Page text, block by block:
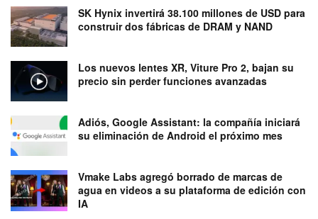
SK Hynix invertirá 38.100 millones de USD para
construir dos fábricas de DRAM y NAND
Los nuevos lentes XR, Viture Pro 2, bajan su
precio sin perder funciones avanzadas
Adiós, Google Assistant: la compañía iniciará
su eliminación de Android el próximo mes
Vmake Labs agregó borrado de marcas de
agua en videos a su plataforma de edición con
IA